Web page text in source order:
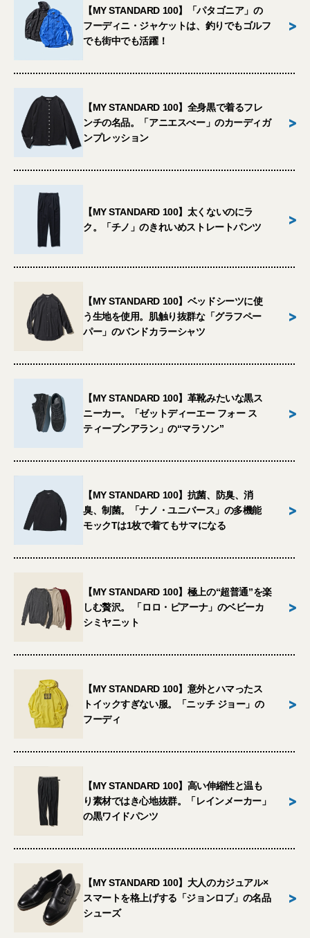
【MY STANDARD 100】「パタゴニア」の
フーディニ・ジャケットは、釣りでもゴルフ
でも街中でも活躍！
>
【MY STANDARD 100】全身黒で着るフレ
ンチの名品。「アニエスべー」のカーディガ
ンプレッション
>
【MY STANDARD 100】太くないのにラ
ク。「チノ」のきれいめストレートパンツ
>
【MY STANDARD 100】ベッドシーツに使
う生地を使用。肌触り抜群な「グラフペー
パー」のバンドカラーシャツ
>
【MY STANDARD 100】革靴みたいな黒ス
ニーカー。「ゼットディーエー フォー ス
ティーブンアラン」の“マラソン”
>
【MY STANDARD 100】抗菌、防臭、消
臭、制菌。「ナノ・ユニバース」の多機能
モックTは1枚で着てもサマになる
>
【MY STANDARD 100】極上の“超普通”を楽
しむ贅沢。 「ロロ・ピアーナ」のベビーカ
シミヤニット
>
【MY STANDARD 100】意外とハマったス
トイックすぎない服。「ニッチ ジョー」の
フーディ
>
【MY STANDARD 100】高い伸縮性と温も
り素材ではき心地抜群。「レインメーカー」
の黒ワイドパンツ
>
【MY STANDARD 100】大人のカジュアル×
スマートを格上げする「ジョンロブ」の名品
シューズ
>